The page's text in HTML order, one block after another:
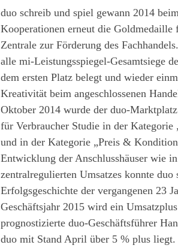
duo schreib und spiel gewann 2014
Kooperationen erneut die
Zentrale zur Förderung des
alle mi-Leistungsspiegel-Gesamtsiege
dem ersten Platz belegt und wieder
Kreativität beim angeschlossenen
Oktober 2014 wurde der duo-
für Verbraucher Studie in der
und in der Kategorie „Preis &
Entwicklung der Anschlusshäuser wie
zentralregulierten Umsatzes konnte
Erfolgsgeschichte der vergangenen 23
Geschäftsjahr 2015 wird ein
prognostizierte duo-Geschäftsführer
duo mit Stand April über 5 % plus liegt.